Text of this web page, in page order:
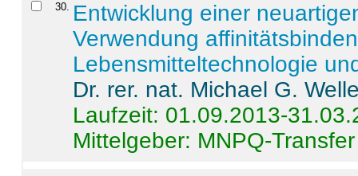
30. Entwicklung einer
Verwendung
Lebensmitteltechnologie
Dr. rer. nat. Michael G.
Laufzeit: 01.09.2013-
Mittelgeber: MNPQ-Transfer